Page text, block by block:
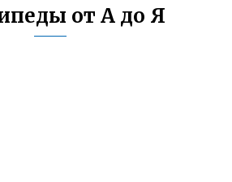
от А до Я